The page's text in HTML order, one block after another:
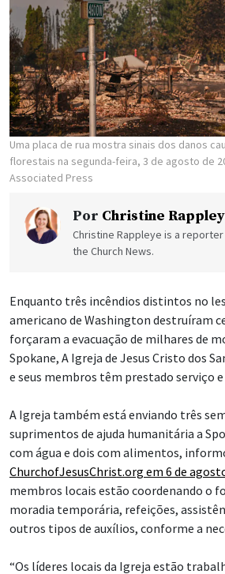
Uma placa de rua mostra sinais dos danos
florestais na segunda-feira, 3 de agosto de
Associated Press
Por Christine
Christine Rappleye is a
the Church News.
Enquanto três incêndios distintos no
americano de Washington destruíram
forçaram a evacuação de milhares de
Spokane, A Igreja de Jesus Cristo dos
e seus membros têm prestado serviço
A Igreja também está enviando três
suprimentos de ajuda humanitária a
com água e dois com alimentos,
ChurchofJesusChrist.org em 6 de
membros locais estão coordenando o
moradia temporária, refeições,
outros tipos de auxílios, conforme a
“Os líderes locais da Igreja estão